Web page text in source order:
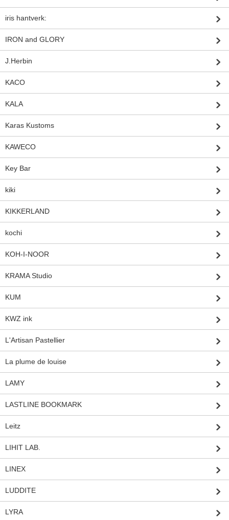
iris hantverk:
IRON and GLORY
J.Herbin
KACO
KALA
Karas Kustoms
KAWECO
Key Bar
kiki
KIKKERLAND
kochi
KOH-I-NOOR
KRAMA Studio
KUM
KWZ ink
L'Artisan Pastellier
La plume de louise
LAMY
LASTLINE BOOKMARK
Leitz
LIHIT LAB.
LINEX
LUDDITE
LYRA